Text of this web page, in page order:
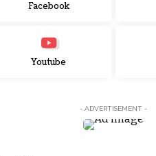
Facebook
Youtube
- ADVERTISEMENT -